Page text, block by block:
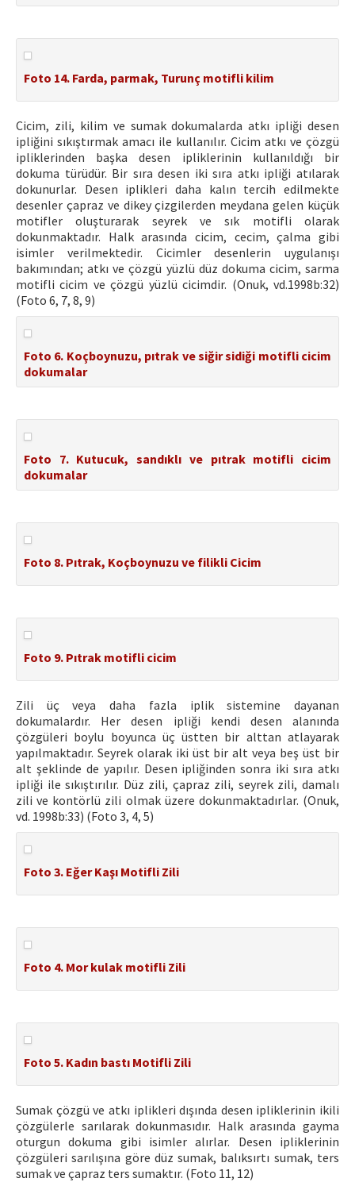
Foto 14. Farda, parmak, Turunç motifli kilim
Cicim, zili, kilim ve sumak dokumalarda atkı ipliği desen
ipliğini sıkıştırmak amacı ile kullanılır. Cicim atkı ve çözgü
ipliklerinden başka desen ipliklerinin kullanıldığı bir
dokuma türüdür. Bir sıra desen iki sıra atkı ipliği atılarak
dokunurlar. Desen iplikleri daha kalın tercih edilmekte
desenler çapraz ve dikey çizgilerden meydana gelen küçük
motifler oluşturarak seyrek ve sık motifli olarak
dokunmaktadır. Halk arasında cicim, cecim, çalma gibi
isimler verilmektedir. Cicimler desenlerin uygulanışı
bakımından; atkı ve çözgü yüzlü düz dokuma cicim, sarma
motifli cicim ve çözgü yüzlü cicimdir. (Onuk, vd.1998b:32)
(Foto 6, 7, 8, 9)
Foto 6. Koçboynuzu, pıtrak ve siğir sidiği motifli cicim
dokumalar
Foto 7. Kutucuk, sandıklı ve pıtrak motifli cicim
dokumalar
Foto 8. Pıtrak, Koçboynuzu ve filikli Cicim
Foto 9. Pıtrak motifli cicim
Zili üç veya daha fazla iplik sistemine dayanan
dokumalardır. Her desen ipliği kendi desen alanında
çözgüleri boylu boyunca üç üstten bir alttan atlayarak
yapılmaktadır. Seyrek olarak iki üst bir alt veya beş üst bir
alt şeklinde de yapılır. Desen ipliğinden sonra iki sıra atkı
ipliği ile sıkıştırılır. Düz zili, çapraz zili, seyrek zili, damalı
zili ve kontörlü zili olmak üzere dokunmaktadırlar. (Onuk,
vd. 1998b:33) (Foto 3, 4, 5)
Foto 3. Eğer Kaşı Motifli Zili
Foto 4. Mor kulak motifli Zili
Foto 5. Kadın bastı Motifli Zili
Sumak çözgü ve atkı iplikleri dışında desen ipliklerinin ikili
çözgülerle sarılarak dokunmasıdır. Halk arasında gayma
oturgun dokuma gibi isimler alırlar. Desen ipliklerinin
çözgüleri sarılışına göre düz sumak, balıksırtı sumak, ters
sumak ve çapraz ters sumaktır. (Foto 11, 12)